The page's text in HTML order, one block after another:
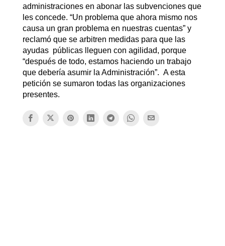
administraciones en abonar las subvenciones que
les concede. “Un problema que ahora mismo nos
causa un gran problema en nuestras cuentas” y
reclamó que se arbitren medidas para que las
ayudas públicas lleguen con agilidad, porque
“después de todo, estamos haciendo un trabajo
que debería asumir la Administración”. A esta
petición se sumaron todas las organizaciones
presentes.